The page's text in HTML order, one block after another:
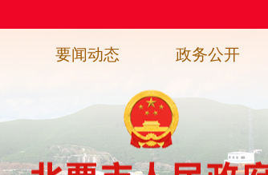
要闻动态 政务公开